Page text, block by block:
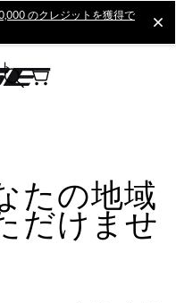
のクレジットを獲得で
たの地域
だけませ